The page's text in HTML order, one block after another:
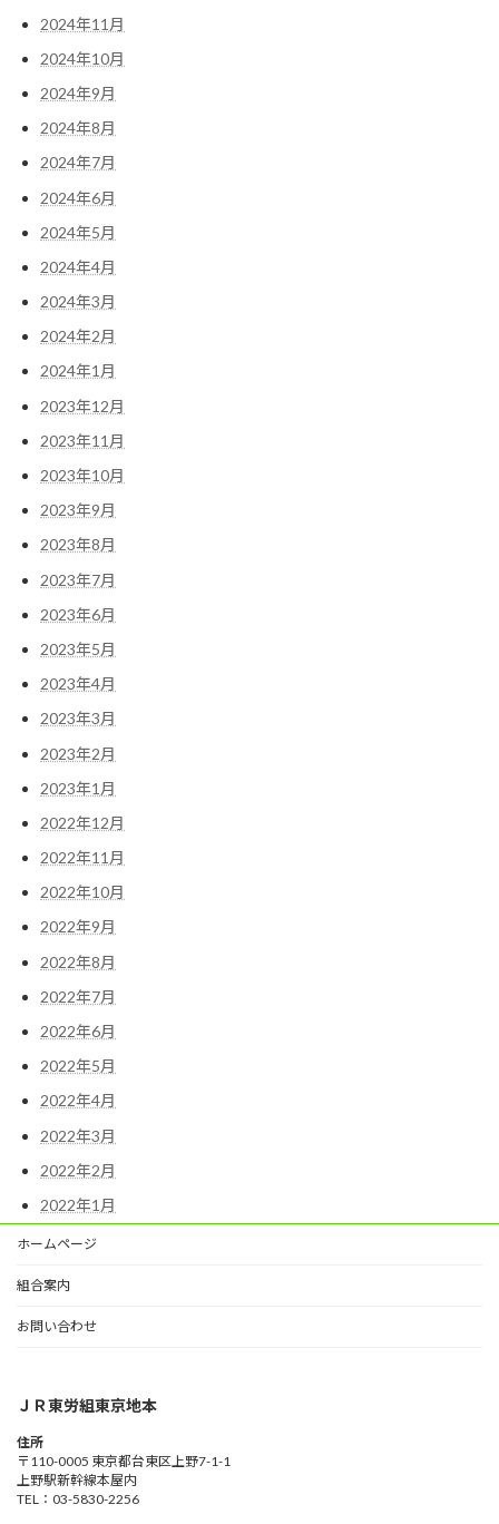
2024年11月
2024年10月
2024年9月
2024年8月
2024年7月
2024年6月
2024年5月
2024年4月
2024年3月
2024年2月
2024年1月
2023年12月
2023年11月
2023年10月
2023年9月
2023年8月
2023年7月
2023年6月
2023年5月
2023年4月
2023年3月
2023年2月
2023年1月
2022年12月
2022年11月
2022年10月
2022年9月
2022年8月
2022年7月
2022年6月
2022年5月
2022年4月
2022年3月
2022年2月
2022年1月
ホームページ
組合案内
お問い合わせ
ＪＲ東労組東京地本
住所
〒110-0005 東京都台東区上野7-1-1
上野駅新幹線本屋内
TEL：03-5830-2256